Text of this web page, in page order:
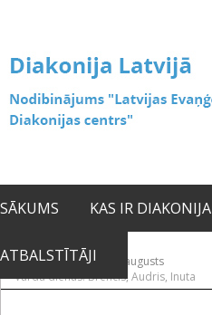
SĀKUMS KAS IR DIAKONIJA
ATBALSTĪTĀJI2026. gada 10. augusts
Vārda dienas: Brencis, Audris, Inuta